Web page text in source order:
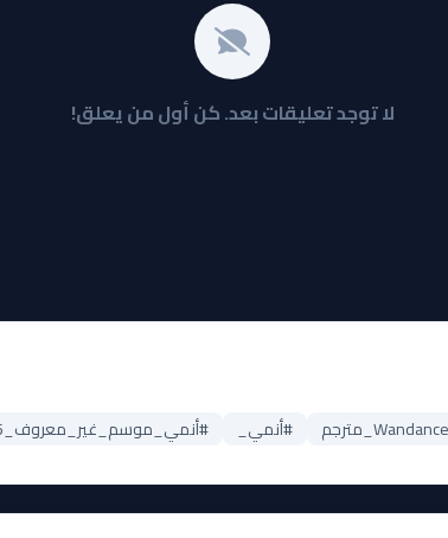
لا توجد تعليقات بعد. كن أول من يعلق!
#أنمي_ #أنمي_موسم_غير_معروف_2025